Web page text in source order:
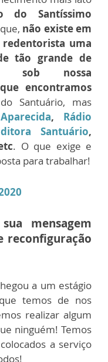
do Santíssimo
não existe em
uma
tão grande de
sob nossa
encontramos
Santuário, mas
, Rádio
Santuário,
. O que exige e
para trabalhar!
mensagem
reconfiguração
a um estágio
temos de nos
realizar algum
ninguém! Temos
a serviço